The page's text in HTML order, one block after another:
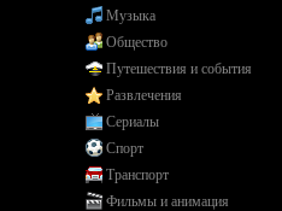
Музыка
Общество
Путешествия и события
Развлечения
Сериалы
Спорт
Транспорт
Фильмы и анимация